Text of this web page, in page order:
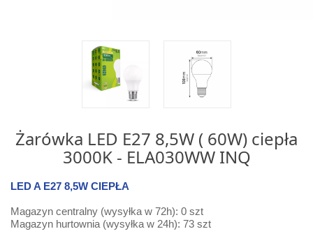
Żarówka LED E27 8,5W ( 60W) ciepła
3000K - ELA030WW INQ
LED A E27 8,5W CIEPŁA
Magazyn centralny (wysyłka w 72h): 0 szt
Magazyn hurtownia (wysyłka w 24h): 73 szt